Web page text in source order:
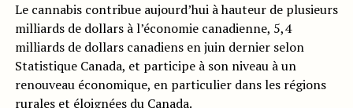
Le cannabis contribue aujourd’hui à hauteur de plusieurs
milliards de dollars à l’économie canadienne, 5,4
milliards de dollars canadiens en juin dernier selon
Statistique Canada, et participe à son niveau à un
renouveau économique, en particulier dans les régions
rurales et éloignées du Canada.